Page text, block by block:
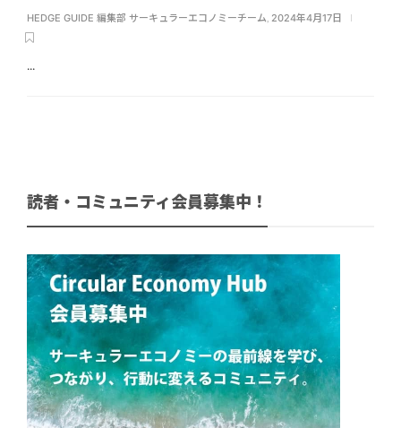
HEDGE GUIDE 編集部 サーキュラーエコノミーチーム, 2024年4月17日
...
読者・コミュニティ会員募集中！